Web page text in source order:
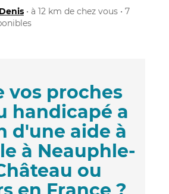
• à 12 km de chez vous • 7
vos proches
handicapé a
d'une aide à
à Neauphle-
ou